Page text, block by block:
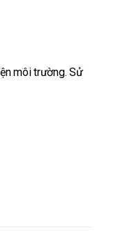
môi trường. Sử